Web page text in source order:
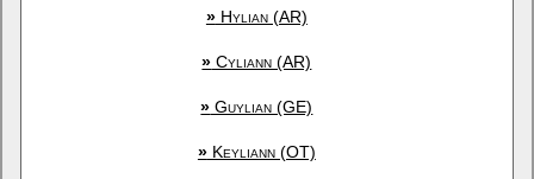
»Hylian (AR)
» Cyliann (AR)
» Guylian (GE)
»Keyliann (OT)